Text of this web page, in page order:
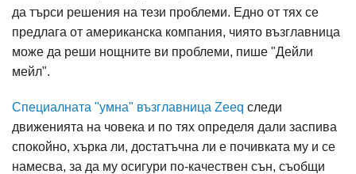
да търси решения на тези проблеми. Едно от тях се
предлага от американска компания, чиято възглавница
може да реши нощните ви проблеми, пише "Дейли
мейл".
Специалната "умна" възглавница Zeeq следи
движенията на човека и по тях определя дали заспива
спокойно, хърка ли, достатъчна ли е почивката му и се
намесва, за да му осигури по-качествен сън, съобщи